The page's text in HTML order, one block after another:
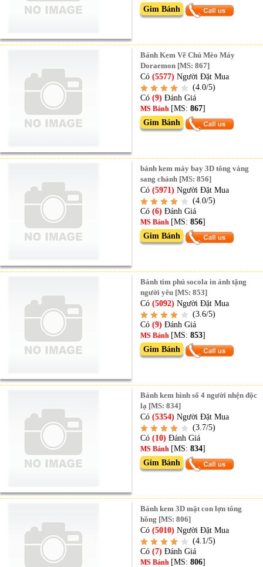
Gim Bánh
Bánh Kem Vẽ Chú Mèo Máy
Doraemon [MS: 867]
Có(5577) Người Đặt Mua
(4.0/5)
Có (9)Đánh Giá
MS Bánh [MS:867]
Gim Bánh
bánh kem máy bay 3D tông vàng
sang chảnh [MS: 856]
Có(5971) Người Đặt Mua
(4.0/5)
Có (6)Đánh Giá
MS Bánh [MS:856]
Gim Bánh
Bánh tim phủ socola in ảnh tặng
người yêu [MS: 853]
Có(5092) Người Đặt Mua
(3.6/5)
Có (9)Đánh Giá
MS Bánh [MS:853]
Gim Bánh
Bánh kem hình số 4 người nhện độc
lạ [MS: 834]
Có(5354) Người Đặt Mua
(3.7/5)
Có (10)Đánh Giá
MS Bánh [MS:834]
Gim Bánh
Bánh kem 3D mặt con lợn tông
hồng [MS: 806]
Có(5010) Người Đặt Mua
(4.1/5)
Có (7)Đánh Giá
MS Bánh [MS:806]